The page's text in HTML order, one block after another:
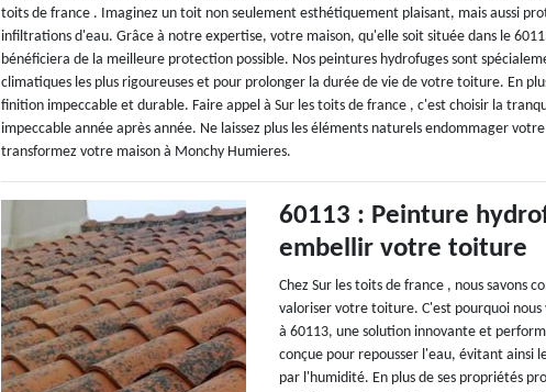
toits de france . Imaginez un toit non seulement esthétiquement plaisant, mais aussi
infiltrations d'eau. Grâce à notre expertise, votre maison, qu'elle soit située dans le
bénéficiera de la meilleure protection possible. Nos peintures hydrofuges sont
climatiques les plus rigoureuses et pour prolonger la durée de vie de votre toiture. En
finition impeccable et durable. Faire appel à Sur les toits de france , c'est choisir la
impeccable année après année. Ne laissez plus les éléments naturels endommager
transformez votre maison à Monchy Humieres.
60113 : Peinture
embellir votre toiture
Chez Sur les toits de france , nous savons
valoriser votre toiture. C'est pourquoi
à 60113, une solution innovante et
conçue pour repousser l'eau, évitant ainsi
par l'humidité. En plus de ses propriétés